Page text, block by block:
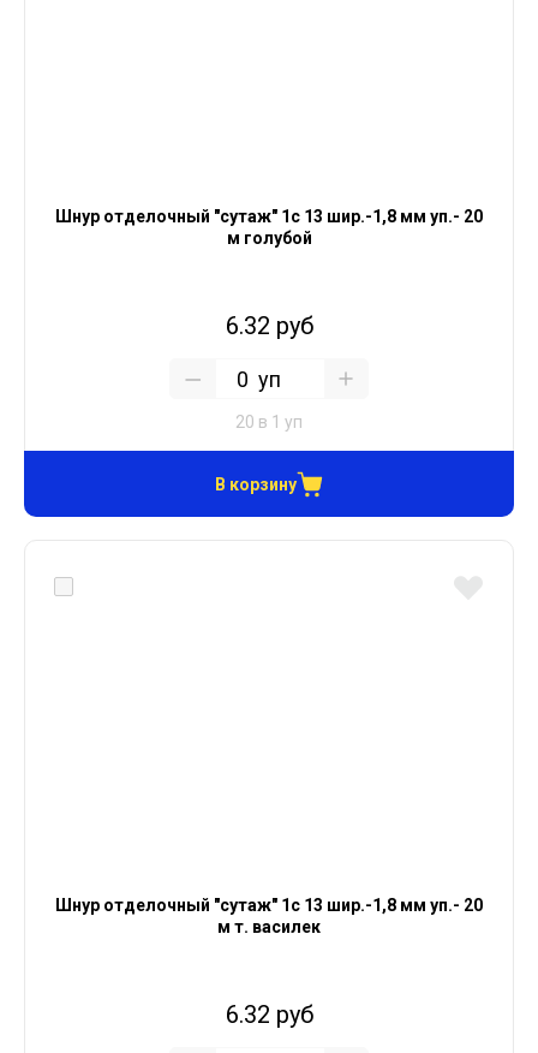
Шнур отделочный "сутаж" 1с 13 шир.-1,8 мм уп.- 20
м голубой
6.32 руб
уп
20 в 1 уп
В корзину
Шнур отделочный "сутаж" 1с 13 шир.-1,8 мм уп.- 20
м т. василек
6.32 руб